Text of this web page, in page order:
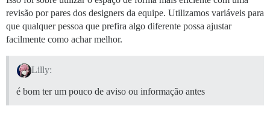
revisão por pares dos designers da equipe. Utilizamos variáveis para
que qualquer pessoa que prefira algo diferente possa ajustar
facilmente como achar melhor.
Lilly:
é bom ter um pouco de aviso ou informação antes